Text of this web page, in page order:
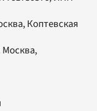
Коптевская
Москва,